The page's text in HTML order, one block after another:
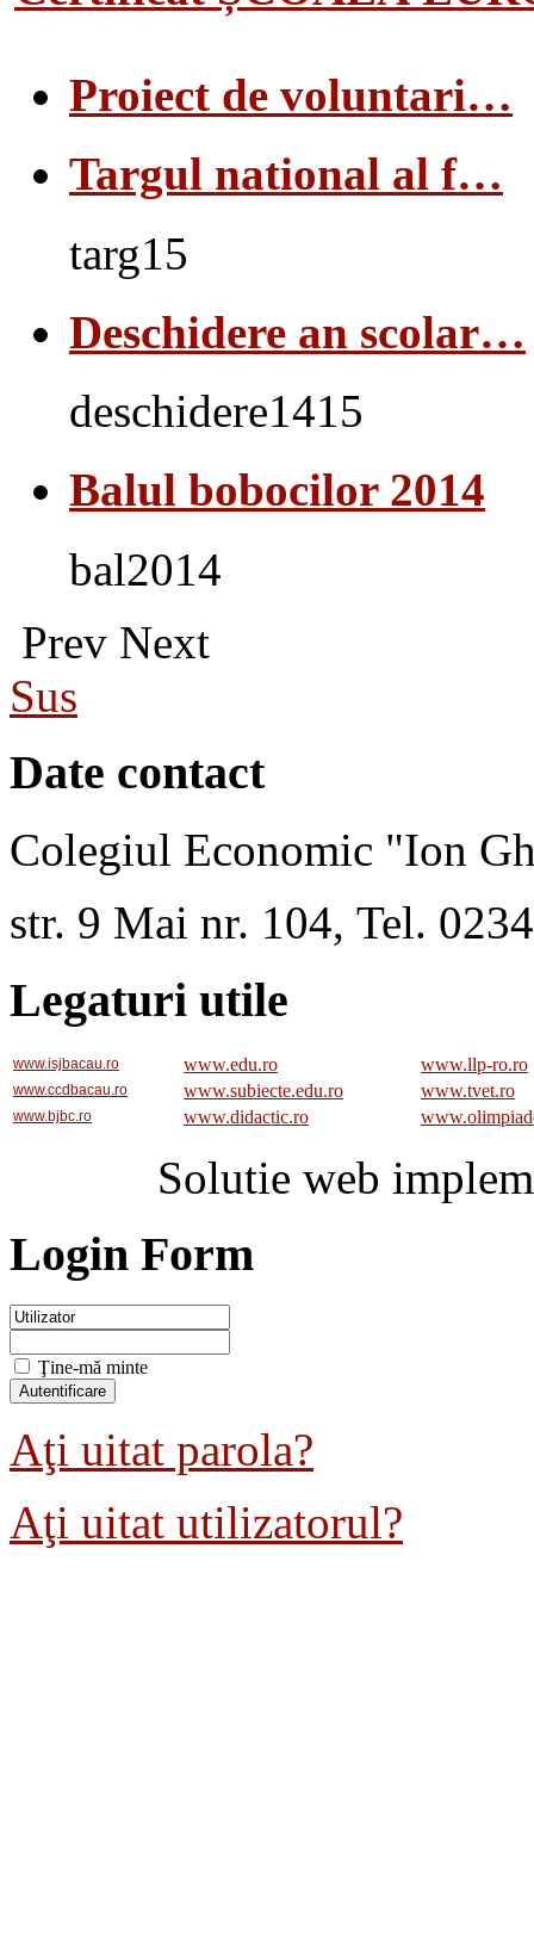
Proiect de voluntari…
Targul national al f…
targ15
Deschidere an scolar…
deschidere1415
Balul bobocilor 2014
bal2014
Prev Next
Sus
Date contact
Colegiul Economic "Ion
str. 9 Mai nr. 104, Tel.
Legaturi utile
www.isjbacau.ro www.edu.ro www.llp-ro.ro
www.ccdbacau.ro www.subiecte.edu.ro www.tvet.ro
www.bjbc.ro www.didactic.ro
Solutie web
Login Form
Ţine-mă minte
Aţi uitat parola?
Aţi uitat utilizatorul?